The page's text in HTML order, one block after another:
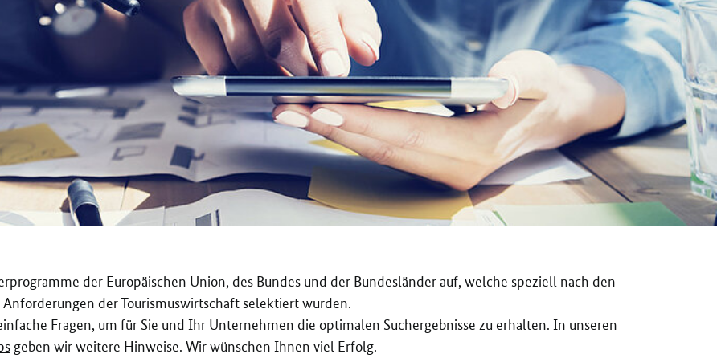
der Europäischen Union, des Bundes und der Bundesländer auf, welche speziell nach den
Anforderungen der Tourismuswirtschaft selektiert wurden.
Fragen, um für Sie und Ihr Unternehmen die optimalen Suchergebnisse zu erhalten. In unseren
geben wir weitere Hinweise. Wir wünschen Ihnen viel Erfolg.